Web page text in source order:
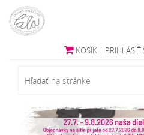
KOŠÍK | PRIHLÁSIŤ